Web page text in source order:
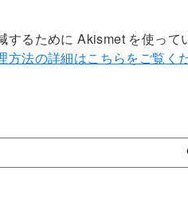
するために Akismet を使って
方法の詳細はこちらをご覧く